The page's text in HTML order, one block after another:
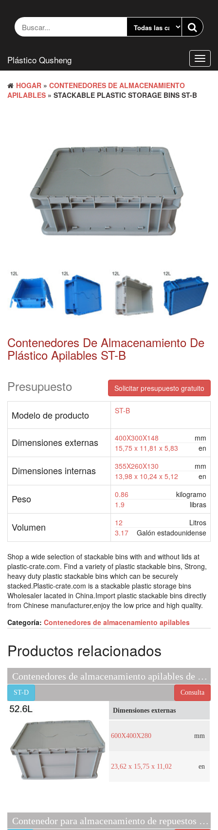
contenido
Plástico Qusheng
HOGAR » CONTENEDORES DE ALMACENAMIENTO
APILABLES » STACKABLE PLASTIC STORAGE BINS ST-B
Contenedores De Almacenamiento De
Plástico Apilables ST-B
Presupuesto
Solicitar presupuesto gratuito
Modelo de producto ST-B
Dimensiones externas 400X300X148
mm
15,75 x 11,81 x 5,83
en
Dimensiones internas 355X260X130
mm
13,98 x 10,24 x 5,12
en
Peso 0.86
kilogramo
1.9
libras
Volumen 12
Litros
3.17
Galón estadounidense
Shop a wide selection of stackable bins with and without lids at
plastic-crate.com. Find a variety of plastic stackable bins, Strong,
heavy duty plastic stackable bins which can be securely
stacked.Plastic-crate.com is a stackable plastic storage bins
Wholesaler lacated in China.Import plastic stackable bins directly
from Chinese manufacturer,enjoy the low price and high quality.
Categoría: Contenedores de almacenamiento apilables
Productos relacionados
Contenedores de almacenamiento apilables de plástico ST-D
Consulta
ST-D
Dimensiones externas
600X400X280 mm
23,62 x 15,75 x 11,02 en
Contenedor para almacenamiento de repuestos de automóviles EU4322